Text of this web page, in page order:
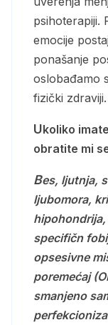
psihoterapiji.
emocije
ponašanje
oslobađamo
fizički zdraviji.
Ukoliko imate neki od sledećih problema,
obratite mi
bes, ljutnja, strah, povređenost, zavist,
ljubomora,
specifičn
opsesivne
poremećaj
smanjeno